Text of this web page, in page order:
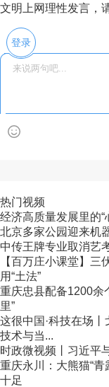
文明上网理性发言，
登录
热门视频
经济高质量发展里的“
北京多家公园迎来机
中传王牌专业取消艺
【百万庄小课堂】
用“土法”
重庆忠县配备1200余
里”
这很中国·科技在场丨
技术与当...
时政微视频丨习近平
重庆永川：大熊猫“
十足